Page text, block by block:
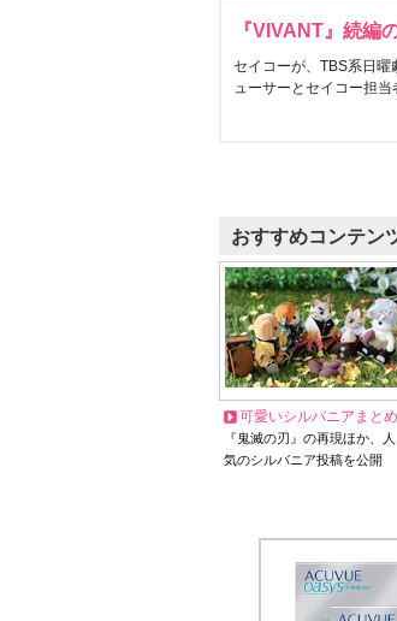
『VIVANT』続編
セイコーが、TBS系日曜
ューサーとセイコー担当
おすすめコンテン
可愛いシルバニアまとめ
『鬼滅の刃』の再現ほか、人
気のシルバニア投稿を公開